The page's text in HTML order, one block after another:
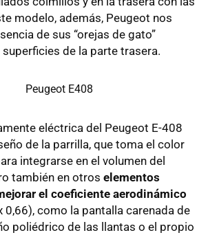
modelo, además, Peugeot nos
de sus “orejas de gato”
de la parte trasera.
eléctrica del Peugeot E-408
de la parrilla, que toma el color
integrarse en el volumen del
también en otros elementos
el coeficiente aerodinámico
0,66), como la pantalla carenada de
poliédrico de las llantas o el propio